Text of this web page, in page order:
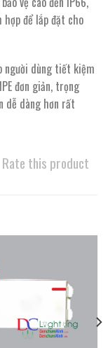
để lắp đặt cho
người dùng tiết kiệm
đơn giản, trọng
dễ dàng hơn rất
Rate this product